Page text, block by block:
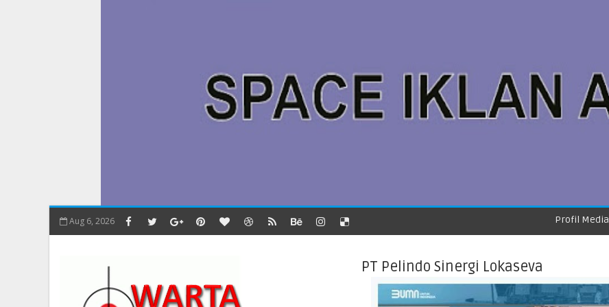
Aug 6, 2026 Profil Media
PT Pelindo Sinergi Lokaseva